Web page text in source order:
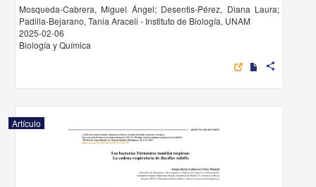
Mosqueda-Cabrera, Miguel Ángel; Desentis-Pérez, Diana Laura;
Padilla-Bejarano, Tania Araceli - Instituto de Biología, UNAM
2025-02-06
Biología y Química
share
Artículo